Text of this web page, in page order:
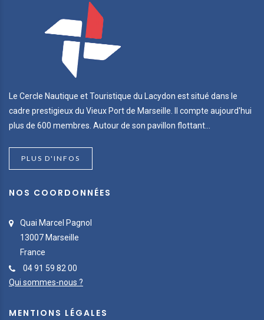
Le Cercle Nautique et Touristique du Lacydon est situé dans le
cadre prestigieux du Vieux Port de Marseille. Il compte aujourd'hui
plus de 600 membres. Autour de son pavillon flottant...
PLUS D'INFOS
NOS COORDONNÉES
Quai Marcel Pagnol
13007 Marseille
France
04 91 59 82 00
Qui sommes-nous ?
MENTIONS LÉGALES